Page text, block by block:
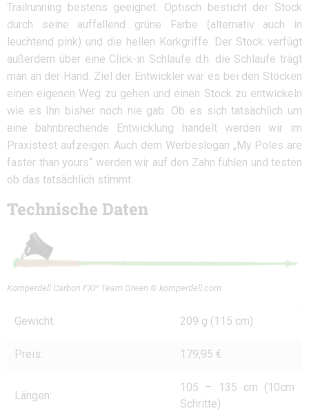
Trailrunning bestens geeignet. Optisch besticht der Stock
durch seine auffallend grüne Farbe (alternativ auch in
leuchtend pink) und die hellen Korkgriffe. Der Stock verfügt
außerdem über eine Click-in Schlaufe d.h. die Schlaufe trägt
man an der Hand. Ziel der Entwickler war es bei den Stöcken
einen eigenen Weg zu gehen und einen Stock zu entwickeln
wie es Ihn bisher noch nie gab. Ob es sich tatsächlich um
eine bahnbrechende Entwicklung handelt werden wir im
Praxistest aufzeigen. Auch dem Werbeslogan „My Poles are
faster than yours“ werden wir auf den Zahn fühlen und testen
ob das tatsächlich stimmt.
Technische Daten
Komperdell Carbon FXP Team Green © komperdell.com
Gewicht: 209 g (115 cm)
Preis: 179,95 €
Längen:
105 – 135 cm (10cm
Schritte)